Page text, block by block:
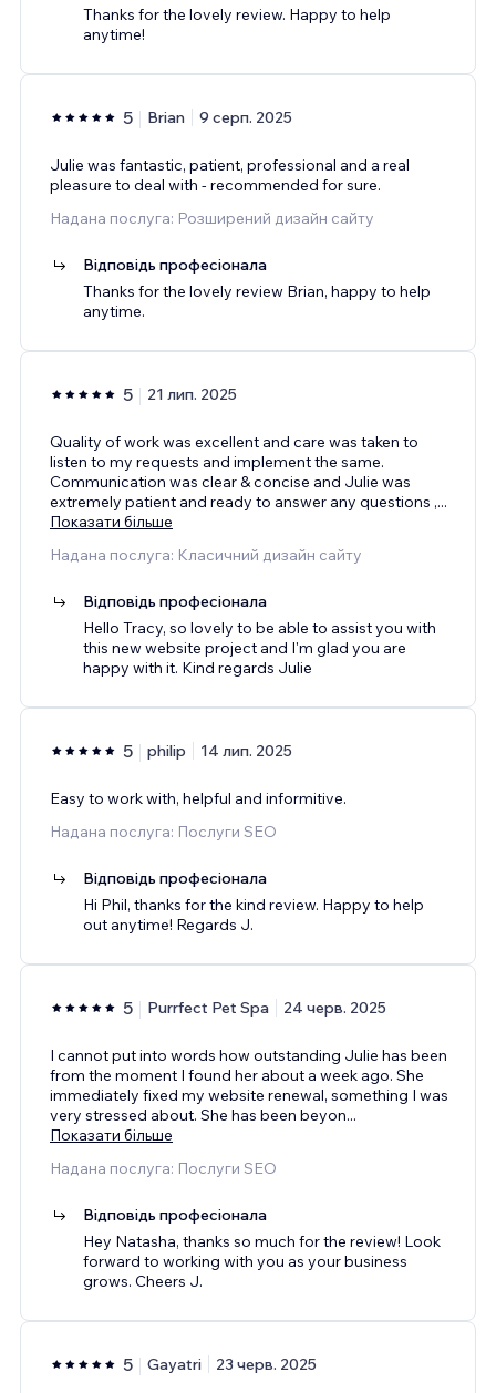
Thanks for the lovely review. Happy to help
anytime!
5 Brian 9 серп. 2025
Julie was fantastic, patient, professional and a real
pleasure to deal with - recommended for sure.
Надана послуга: Розширений дизайн сайту
Відповідь професіонала
Thanks for the lovely review Brian, happy to help
anytime.
5 21 лип. 2025
Quality of work was excellent and care was taken to
listen to my requests and implement the same.
Communication was clear & concise and Julie was
extremely patient and ready to answer any questions ,...
Показати більше
Надана послуга: Класичний дизайн сайту
Відповідь професіонала
Hello Tracy, so lovely to be able to assist you with
this new website project and I'm glad you are
happy with it. Kind regards Julie
5 philip 14 лип. 2025
Easy to work with, helpful and informitive.
Надана послуга: Послуги SEO
Відповідь професіонала
Hi Phil, thanks for the kind review. Happy to help
out anytime! Regards J.
5 Purrfect Pet Spa 24 черв. 2025
I cannot put into words how outstanding Julie has been
from the moment I found her about a week ago. She
immediately fixed my website renewal, something I was
very stressed about. She has been beyon...
Показати більше
Надана послуга: Послуги SEO
Відповідь професіонала
Hey Natasha, thanks so much for the review! Look
forward to working with you as your business
grows. Cheers J.
5 Gayatri 23 черв. 2025